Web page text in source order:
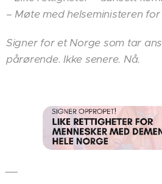
– Møte med helseministeren
Signer for et Norge som tar
pårørende. Ikke senere. Nå.